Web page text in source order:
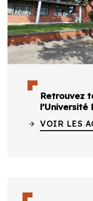
Retrouvez
l’Université
VOIR LES